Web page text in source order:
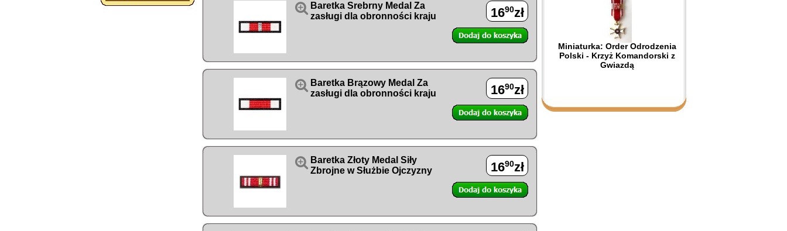
 Baretka Srebrny Medal Za
zasługi dla obronności kraju
1690zł
 Baretka Brązowy Medal Za
zasługi dla obronności kraju
1690zł
 Baretka Złoty Medal Siły
Zbrojne w Służbie Ojczyzny
1690zł
Miniaturka: Order Odrodzenia
Polski - Krzyż Komandorski z
Gwiazdą